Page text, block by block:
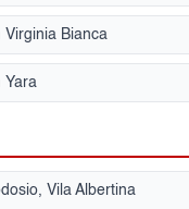
Virginia Bianca
Yara
Vila Albertina